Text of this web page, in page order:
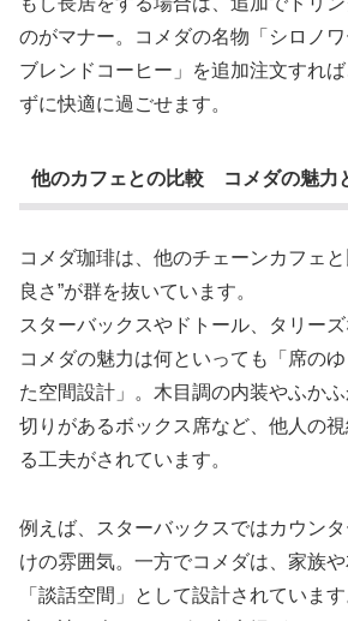
のがマナー。コメダの名物「シロノ
ブレンドコーヒー」を追加注文すれ
ずに快適に過ごせます。
他のカフェとの比較 コメダの魅力
コメダ珈琲は、他のチェーンカフェ
良さ”が群を抜いています。
スターバックスやドトール、タリーズ
コメダの魅力は何といっても「席の
た空間設計」。木目調の内装やふか
切りがあるボックス席など、他人の
る工夫がされています。
例えば、スターバックスではカウン
けの雰囲気。一方でコメダは、家族
「談話空間」として設計されていま